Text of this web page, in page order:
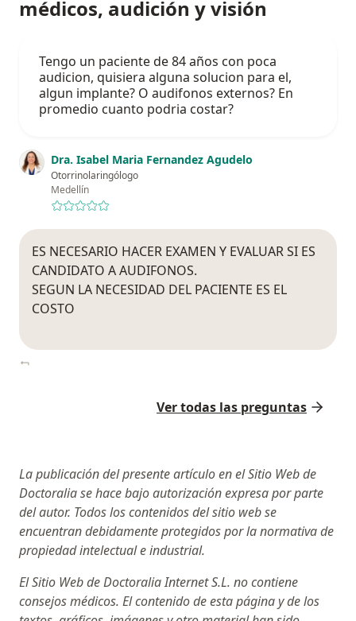
médicos, audición y visión
Tengo un paciente de 84 años con poca
audicion, quisiera alguna solucion para el,
algun implante? O audifonos externos? En
promedio cuanto podria costar?
Dra. Isabel Maria Fernandez Agudelo
Otorrinolaringólogo
Medellín
ES NECESARIO HACER EXAMEN Y EVALUAR SI ES
CANDIDATO A AUDIFONOS.
SEGUN LA NECESIDAD DEL PACIENTE ES EL
COSTO
Ver todas las preguntas
La publicación del presente artículo en el Sitio Web de
Doctoralia se hace bajo autorización expresa por parte
del autor. Todos los contenidos del sitio web se
encuentran debidamente protegidos por la normativa de
propiedad intelectual e industrial.
El Sitio Web de Doctoralia Internet S.L. no contiene
consejos médicos. El contenido de esta página y de los